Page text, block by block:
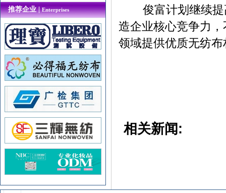
俊富计划继续提
造企业核心竞争力
领域提供优质无纺布
相关新闻:
推荐企业 |Enterprises